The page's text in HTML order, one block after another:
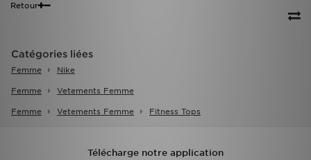
Retour
Catégories liées
Femme Nike
Femme Vetements Femme
Femme Vetements Femme Fitness Tops
Télécharge notre application